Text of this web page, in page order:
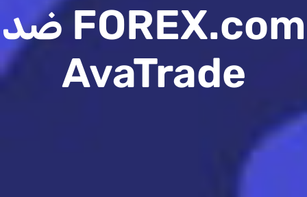
FOREX.com ضد
AvaTrade